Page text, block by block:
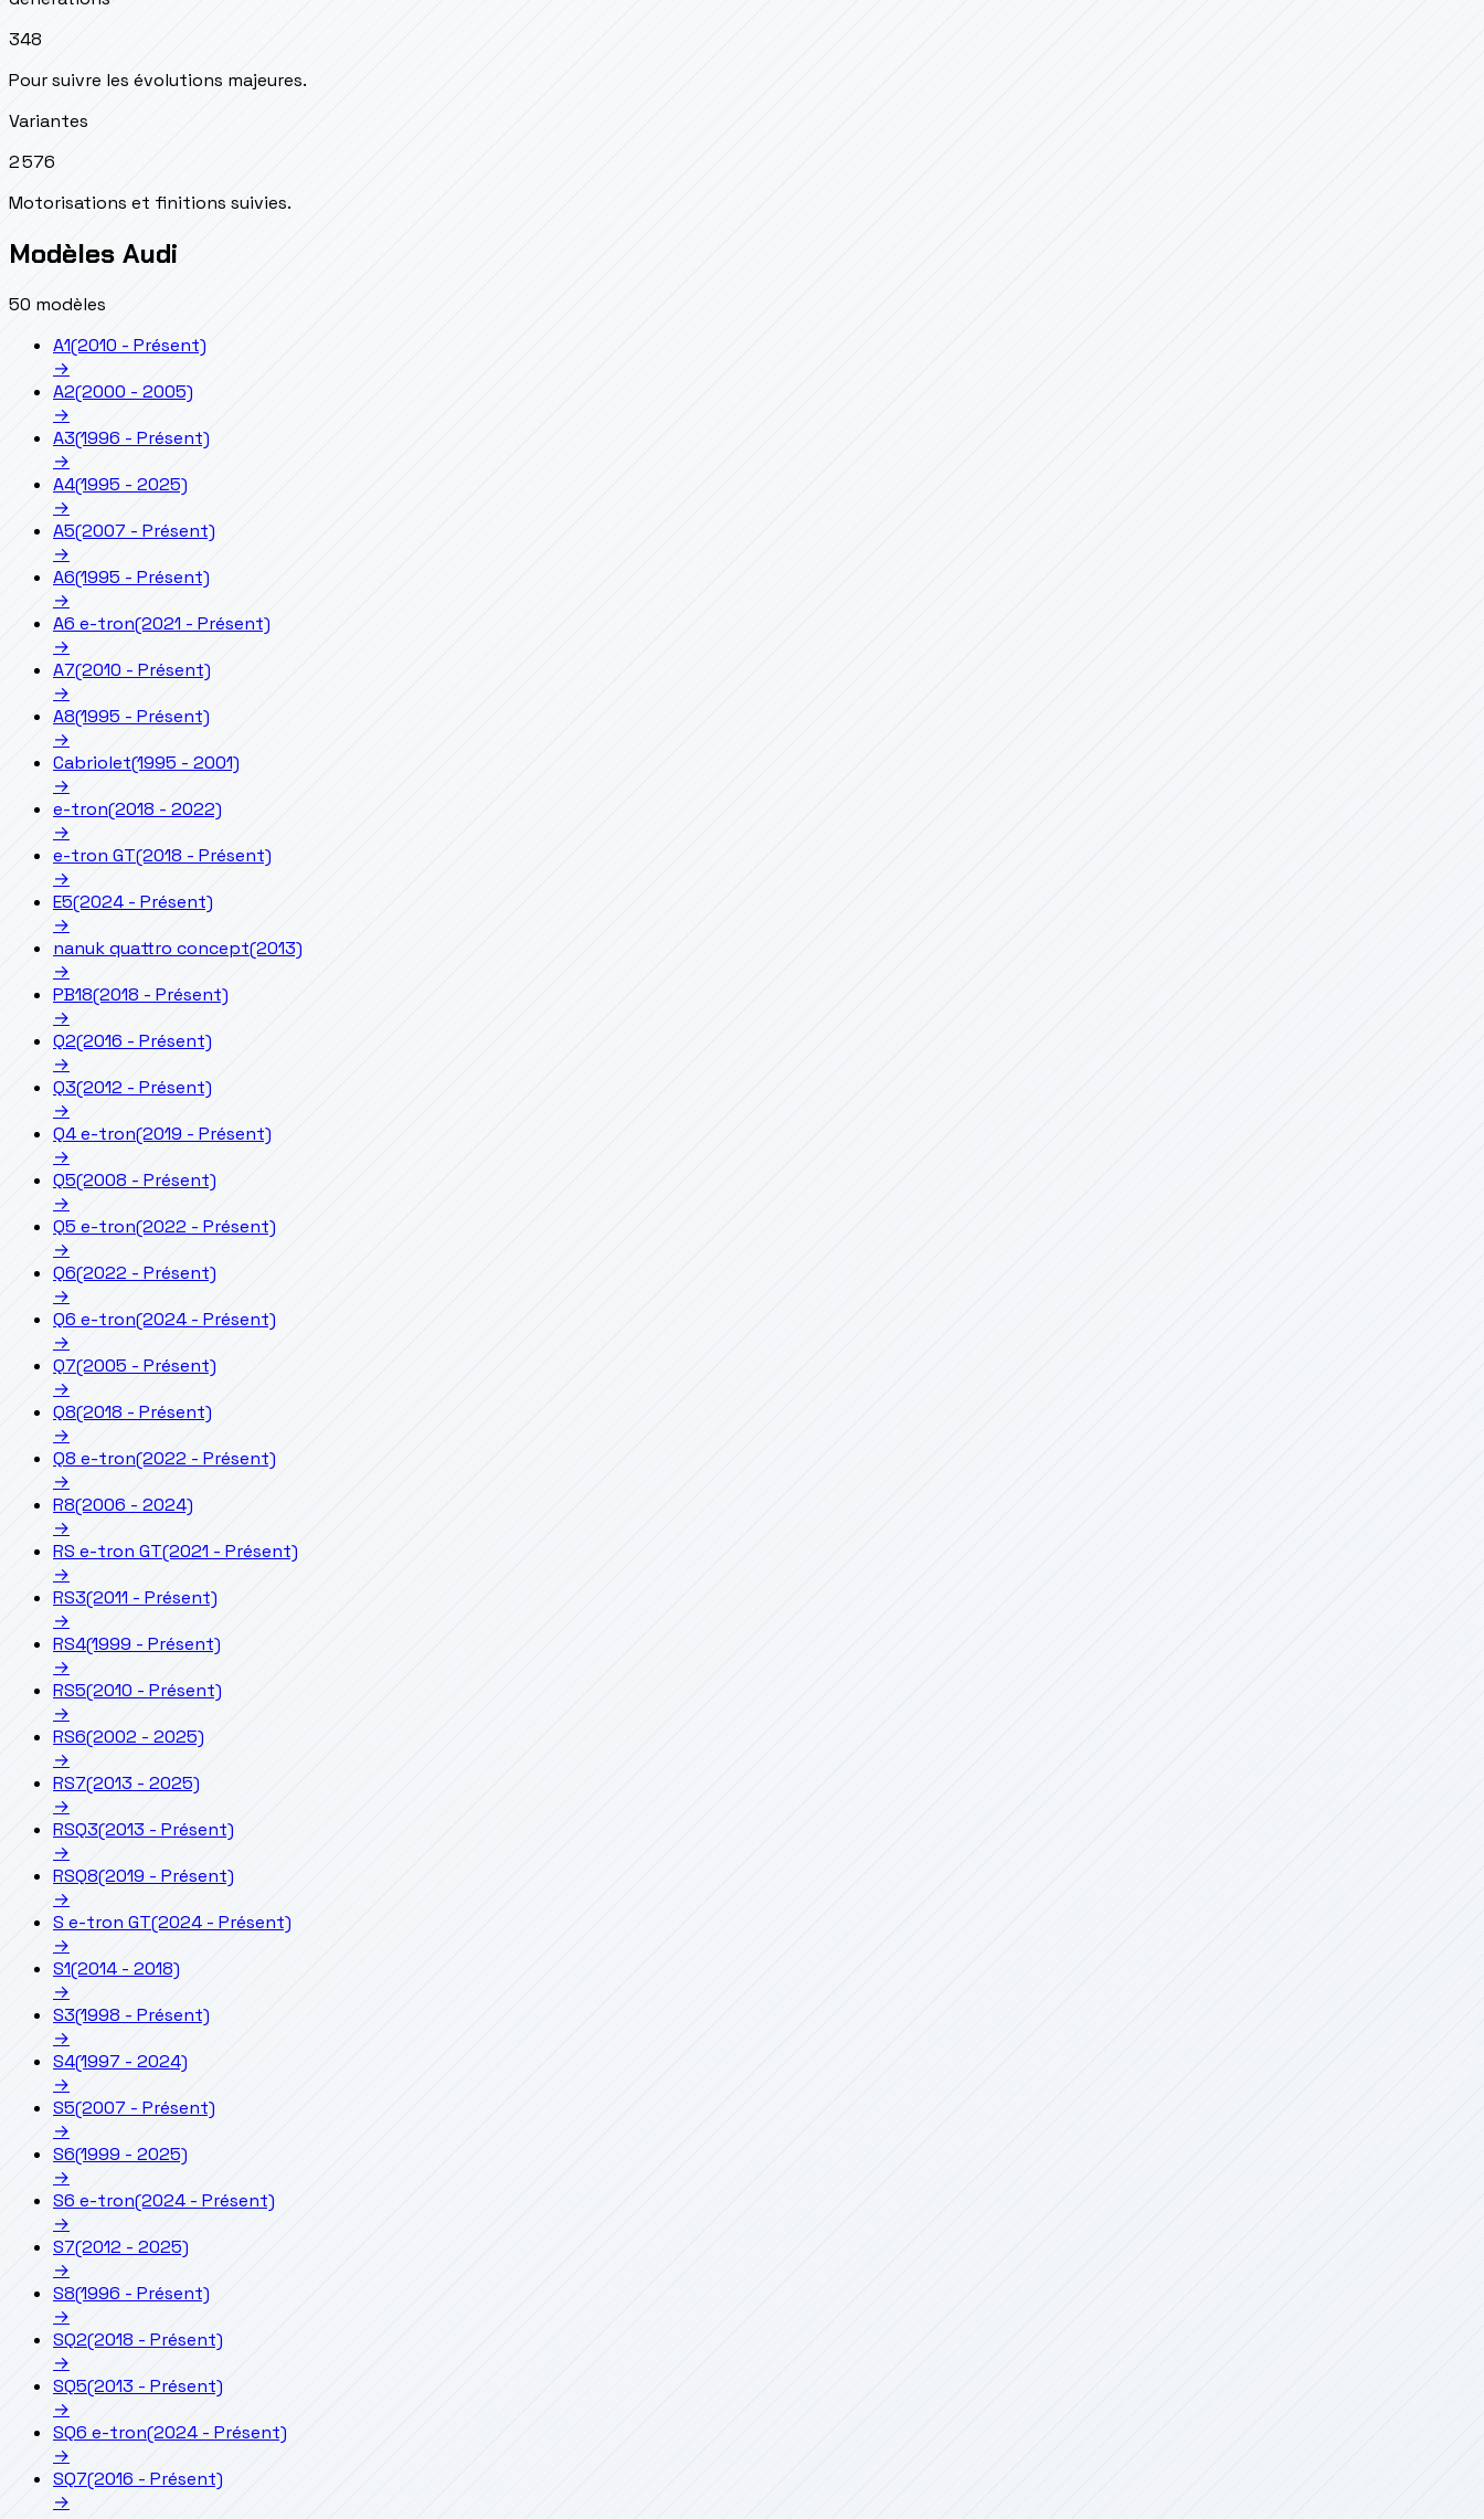
348
Pour suivre les évolutions majeures.
Variantes
2 576
Motorisations et finitions suivies.
Modèles Audi
50 modèles
A1(2010 - Présent)
→
A2(2000 - 2005)
→
A3(1996 - Présent)
→
A4(1995 - 2025)
→
A5(2007 - Présent)
→
A6(1995 - Présent)
→
A6 e-tron(2021 - Présent)
→
A7(2010 - Présent)
→
A8(1995 - Présent)
→
Cabriolet(1995 - 2001)
→
e-tron(2018 - 2022)
→
e-tron GT(2018 - Présent)
→
E5(2024 - Présent)
→
nanuk quattro concept(2013)
→
PB18(2018 - Présent)
→
Q2(2016 - Présent)
→
Q3(2012 - Présent)
→
Q4 e-tron(2019 - Présent)
→
Q5(2008 - Présent)
→
Q5 e-tron(2022 - Présent)
→
Q6(2022 - Présent)
→
Q6 e-tron(2024 - Présent)
→
Q7(2005 - Présent)
→
Q8(2018 - Présent)
→
Q8 e-tron(2022 - Présent)
→
R8(2006 - 2024)
→
RS e-tron GT(2021 - Présent)
→
RS3(2011 - Présent)
→
RS4(1999 - Présent)
→
RS5(2010 - Présent)
→
RS6(2002 - 2025)
→
RS7(2013 - 2025)
→
RSQ3(2013 - Présent)
→
RSQ8(2019 - Présent)
→
S e-tron GT(2024 - Présent)
→
S1(2014 - 2018)
→
S3(1998 - Présent)
→
S4(1997 - 2024)
→
S5(2007 - Présent)
→
S6(1999 - 2025)
→
S6 e-tron(2024 - Présent)
→
S7(2012 - 2025)
→
S8(1996 - Présent)
→
SQ2(2018 - Présent)
→
SQ5(2013 - Présent)
→
SQ6 e-tron(2024 - Présent)
→
SQ7(2016 - Présent)
→